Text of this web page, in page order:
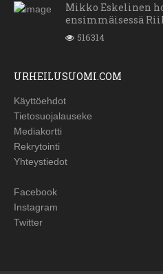
Mikko Eskelinen
ensimmäisessä
516314
URHEILUSUOMI.COM
Käyttöehdot
Tietosuojalauseke
Mediakortti
Rekrytointi
Yhteystiedot
Facebook
Instagram
Twitter